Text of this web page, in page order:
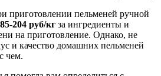
приготовлении пельменей ручной
204 руб/кг за ингредиенты и
на приготовление. Однако, не
и качество домашних пельменей
чем.